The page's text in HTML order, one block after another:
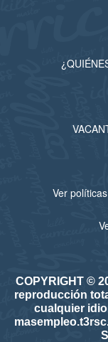
Ver
COPYRIGHT ©
reproducción
cualquier